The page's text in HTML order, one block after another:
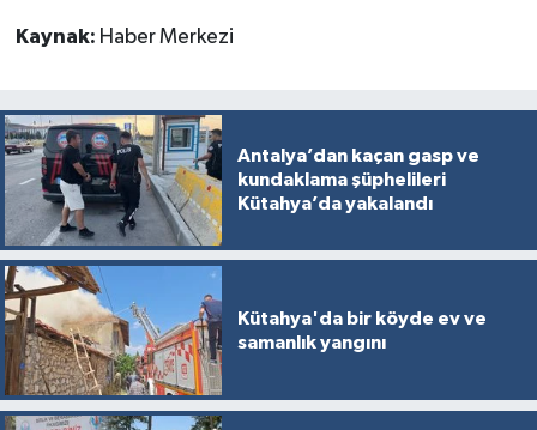
Kaynak: Haber Merkezi
Antalya’dan kaçan gasp ve
kundaklama şüphelileri
Kütahya’da yakalandı
Kütahya'da bir köyde ev ve
samanlık yangını
Yaşam